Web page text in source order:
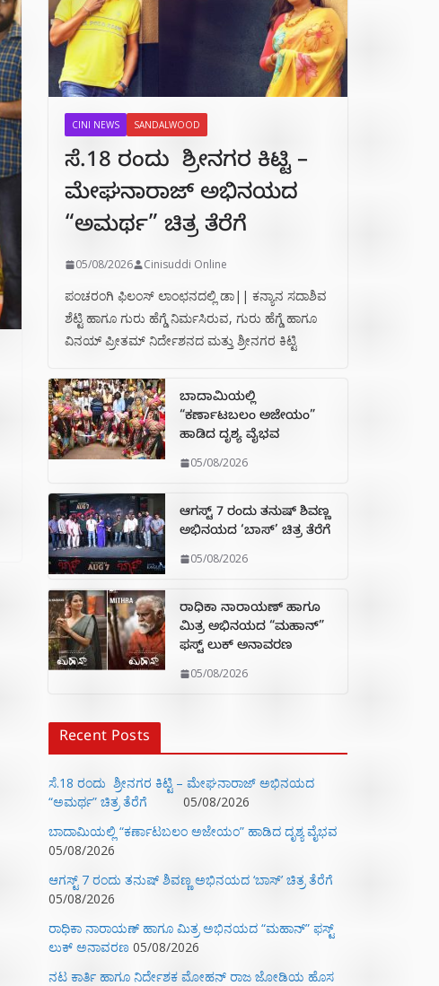
CINI NEWS SANDALWOOD
ಸೆ.18 ರಂದು ಶ್ರೀನಗರ ಕಿಟ್ಟಿ –
ಮೇಘನಾರಾಜ್ ಅಭಿನಯದ
“ಅಮರ್ಥ” ಚಿತ್ರ ತೆರೆಗೆ
05/08/2026 Cinisuddi Online
ಪಂಚರಂಗಿ ಫಿಲಂಸ್ ಲಾಂಛನದಲ್ಲಿ ಡಾ|| ಕನ್ಯಾನ ಸದಾಶಿವ
ಶೆಟ್ಟಿ ಹಾಗೂ ಗುರು ಹೆಗ್ಡೆ ನಿರ್ಮಸಿರುವ, ಗುರು ಹೆಗ್ಡೆ ಹಾಗೂ
ವಿನಯ್ ಪ್ರೀತಮ್ ನಿರ್ದೇಶನದ ಮತ್ತು ಶ್ರೀನಗರ ಕಿಟ್ಟಿ
ಬಾದಾಮಿಯಲ್ಲಿ
“ಕರ್ಣಾಟಬಲಂ ಅಜೇಯಂ”
ಹಾಡಿದ ದೃಶ್ಯ ವೈಭವ
05/08/2026
ಆಗಸ್ಟ್ 7 ರಂದು ತನುಷ್ ಶಿವಣ್ಣ
ಅಭಿನಯದ ‘ಬಾಸ್’ ಚಿತ್ರ ತೆರೆಗೆ
05/08/2026
ರಾಧಿಕಾ ನಾರಾಯಣ್ ಹಾಗೂ
ಮಿತ್ರ ಅಭಿನಯದ “ಮಹಾನ್”
ಫಸ್ಟ್ ಲುಕ್ ಅನಾವರಣ
05/08/2026
Recent Posts
ಸೆ.18 ರಂದು ಶ್ರೀನಗರ ಕಿಟ್ಟಿ – ಮೇಘನಾರಾಜ್ ಅಭಿನಯದ
“ಅಮರ್ಥ” ಚಿತ್ರ ತೆರೆಗೆ
05/08/2026
ಬಾದಾಮಿಯಲ್ಲಿ “ಕರ್ಣಾಟಬಲಂ ಅಜೇಯಂ” ಹಾಡಿದ ದೃಶ್ಯ ವೈಭವ
05/08/2026
ಆಗಸ್ಟ್ 7 ರಂದು ತನುಷ್ ಶಿವಣ್ಣ ಅಭಿನಯದ ‘ಬಾಸ್’ ಚಿತ್ರ ತೆರೆಗೆ
05/08/2026
ರಾಧಿಕಾ ನಾರಾಯಣ್ ಹಾಗೂ ಮಿತ್ರ ಅಭಿನಯದ “ಮಹಾನ್” ಫಸ್ಟ್
ಲುಕ್ ಅನಾವರಣ 05/08/2026
ನಟ ಕಾರ್ತಿ ಹಾಗೂ ನಿರ್ದೇಶಕ ಮೋಹನ್ ರಾಜ ಜೋಡಿಯ ಹೊಸ